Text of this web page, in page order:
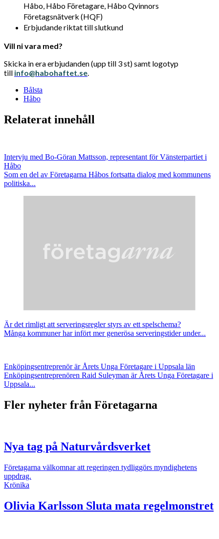
Håbo, Håbo Företagare, Håbo Qvinnors
Företagsnätverk (HQF)
Erbjudande riktat till slutkund
Vill ni vara med?
Skicka in era erbjudanden (upp till 3 st) samt logotyp
till info@habohaftet.se.
Bålsta
Håbo
Relaterat innehåll
Intervju med Bo-Göran Mattsson, representant för Vänsterpartiet i
Håbo
Som en del av Företagarna Håbos fortsatta dialog med kommunens
politiska...
Är det rimligt att serveringsregler styrs av ett spelschema?
Många kommuner har infört mer generösa serveringstider under...
Enköpingsentreprenör är Årets Unga Företagare i Uppsala län
Enköpingsentreprenören Raid Suleyman är Årets Unga Företagare i
Uppsala...
Fler nyheter från Företagarna
Nya tag på Naturvårdsverket
Företagarna välkomnar att regeringen tydliggörs myndighetens
uppdrag.
Krönika
Olivia Karlsson Sluta mata regelmonstret